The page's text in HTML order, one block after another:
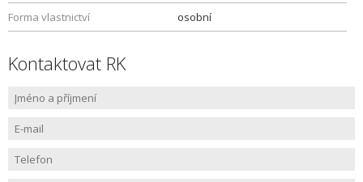
Forma vlastnictví
osobní
Kontaktovat RK